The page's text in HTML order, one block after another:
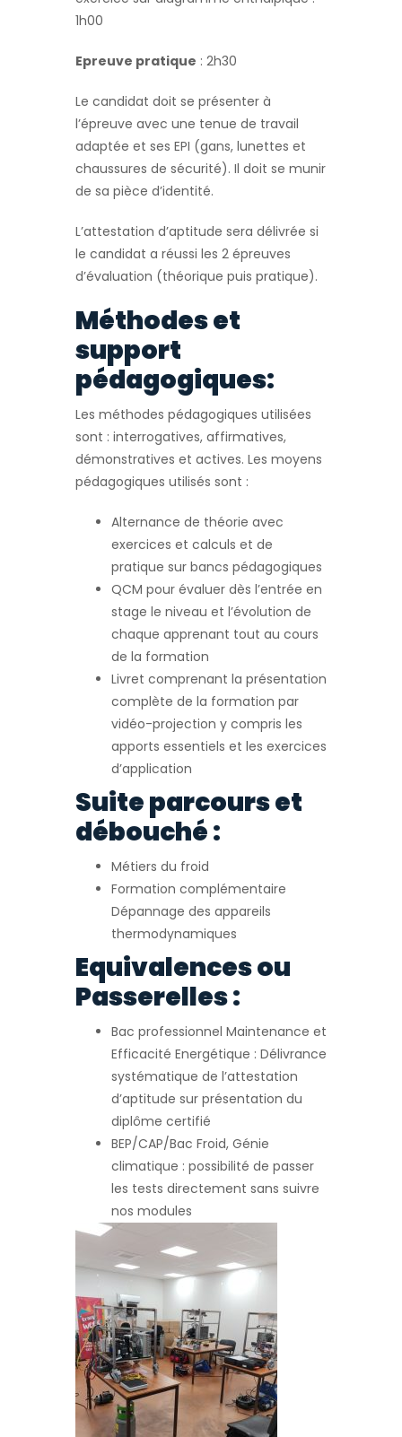
1h00
Epreuve pratique : 2h30
Le candidat doit se présenter à
l’épreuve avec une tenue de travail
adaptée et ses EPI (gans, lunettes et
chaussures de sécurité). Il doit se munir
de sa pièce d’identité.
L’attestation d’aptitude sera délivrée si
le candidat a réussi les 2 épreuves
d’évaluation (théorique puis pratique).
Méthodes et
support
pédagogiques:
Les méthodes pédagogiques utilisées
sont : interrogatives, affirmatives,
démonstratives et actives. Les moyens
pédagogiques utilisés sont :
Alternance de théorie avec
exercices et calculs et de
pratique sur bancs pédagogiques
QCM pour évaluer dès l’entrée en
stage le niveau et l’évolution de
chaque apprenant tout au cours
de la formation
Livret comprenant la présentation
complète de la formation par
vidéo-projection y compris les
apports essentiels et les exercices
d’application
Suite parcours et
débouché :
Métiers du froid
Formation complémentaire
Dépannage des appareils
thermodynamiques
Equivalences ou
Passerelles :
Bac professionnel Maintenance et
Efficacité Energétique : Délivrance
systématique de l’attestation
d’aptitude sur présentation du
diplôme certifié
BEP/CAP/Bac Froid, Génie
climatique : possibilité de passer
les tests directement sans suivre
nos modules